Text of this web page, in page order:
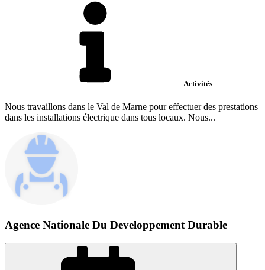
Activités
Nous travaillons dans le Val de Marne pour effectuer des prestations
dans les installations électrique dans tous locaux. Nous...
Agence Nationale Du Developpement Durable